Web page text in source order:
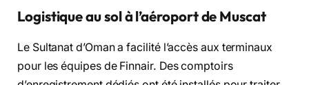
Logistique au sol à l’aéroport de Muscat
Le Sultanat d’Oman a facilité l’accès aux terminaux
pour les équipes de Finnair. Des comptoirs